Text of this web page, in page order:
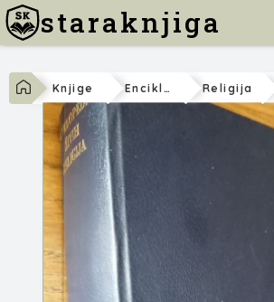
staraknjiga
Knjige Enciklopedije Religija